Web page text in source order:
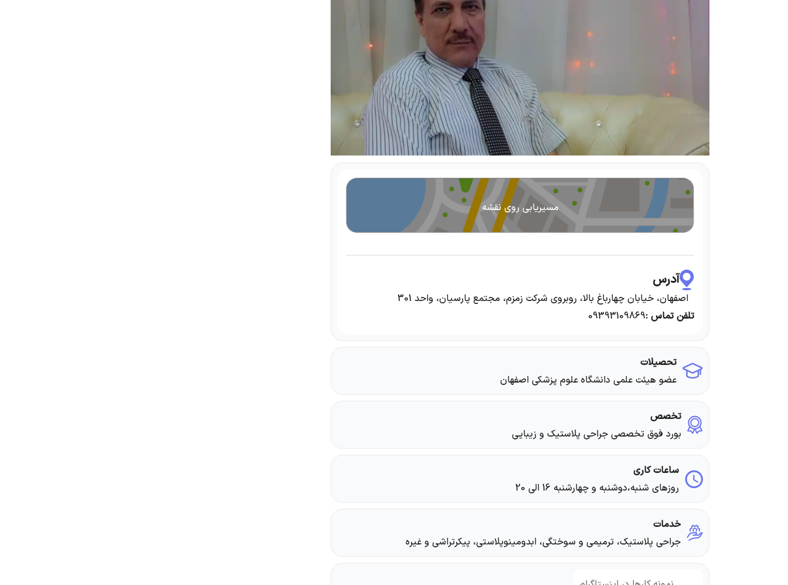
مسیریابی روی نقشه
آدرس
اصفهان، خیابان چهارباغ بالا، روبروی شرکت زمزم، مجتمع پارسیان، واحد 301
تلفن تماس :09393109869
تحصیلات
عضو هیئت علمی دانشگاه علوم پزشکی اصفهان
تخصص
بورد فوق تخصصی جراحی پلاستیک و زیبایی
ساعات کاری
روزهای شنبه،دوشنبه و چهارشنبه 16 الی 20
خدمات
جراحی پلاستیک، ترمیمی و سوختگی، ابدومینوپلاستی، پیکرتراشی و غیره